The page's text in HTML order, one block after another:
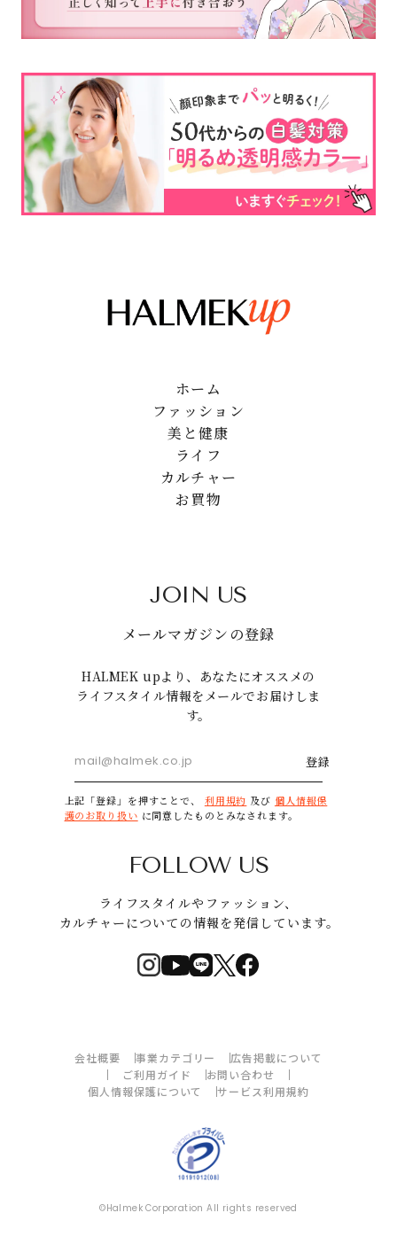
ホーム
ファッション
美と健康
ライフ
カルチャー
お買物
JOIN US
メールマガジンの登録
HALMEK upより、あなたにオススメの
ライフスタイル情報をメールでお届けしま
す。
登録
上記「登録」を押すことで、 利用規約 及び 個人情報保
護のお取り扱い に同意したものとみなされます。
FOLLOW US
ライフスタイルやファッション、
カルチャーについての情報を発信しています。
会社概要 事業カテゴリー
広告掲載について
ご利用ガイド
お問い合わせ
個人情報保護について
サービス利用規約
©Halmek Corporation All rights reserved